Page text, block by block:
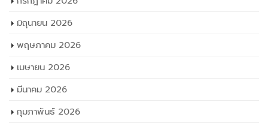
คลังเก็บ
สิงหาคม 2026
กรกฎาคม 2026
มิถุนายน 2026